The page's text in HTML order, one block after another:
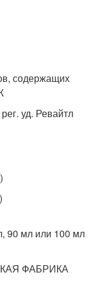
содержащих
уд. Ревайтл
90 мл или 100 мл
ФАБРИКА